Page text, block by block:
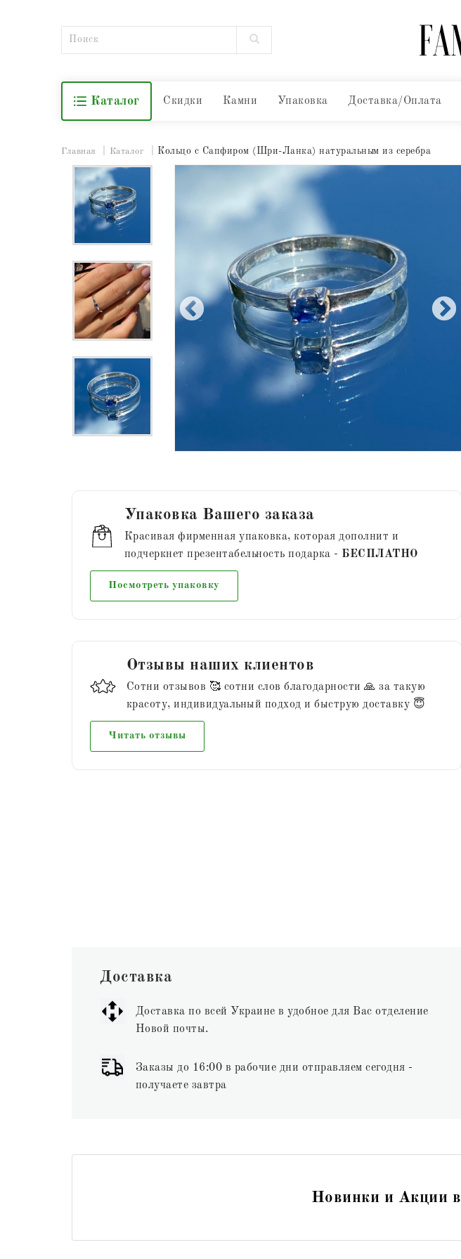
Каталог Скидки Камни Упаковка Доставка/Оплата
Главная Каталог Кольцо с Сапфиром (Шри-Ланка) натуральным из серебра
Упаковка Вашего заказа
Красивая фирменная упаковка, которая дополнит и
подчеркнет презентабельность подарка - БЕСПЛАТНО
Посмотреть упаковку
Отзывы наших клиентов
Сотни отзывов 🥰 сотни слов благодарности 🙏 за такую
красоту, индивидуальный подход и быструю доставку 😇
Читать отзывы
Доставка
Доставка по всей Украине в удобное для Вас отделение
Новой почты.
Заказы до 16:00 в рабочие дни отправляем сегодня -
получаете завтра
Новинки и Акции